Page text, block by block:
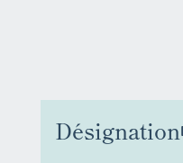
Désignation